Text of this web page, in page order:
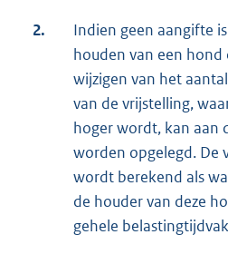
2.
Indien geen aangifte
houden van een
wijzigen van het
van de vrijstelling,
hoger wordt, kan aan
worden opgelegd. De
wordt berekend als
de houder van deze
gehele